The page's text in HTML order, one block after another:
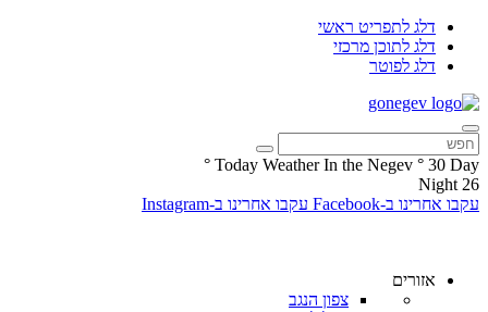
דלג לתפריט ראשי
דלג לתוכן מרכזי
דלג לפוטר
Today Weather In the Negev ° 30 Day
°
26
Night
עקבו אחרינו ב-Facebook
עקבו אחרינו ב-Instagram
אזורים
צפון הנגב